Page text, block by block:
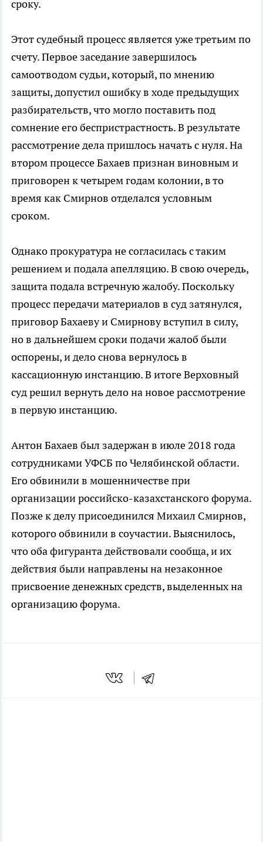
сроку.
Этот судебный процесс является уже третьим по
счету. Первое заседание завершилось
самоотводом судьи, который, по мнению
защиты, допустил ошибку в ходе предыдущих
разбирательств, что могло поставить под
сомнение его беспристрастность. В результате
рассмотрение дела пришлось начать с нуля. На
втором процессе Бахаев признан виновным и
приговорен к четырем годам колонии, в то
время как Смирнов отделался условным
сроком.
Однако прокуратура не согласилась с таким
решением и подала апелляцию. В свою очередь,
защита подала встречную жалобу. Поскольку
процесс передачи материалов в суд затянулся,
приговор Бахаеву и Смирнову вступил в силу,
но в дальнейшем сроки подачи жалоб были
оспорены, и дело снова вернулось в
кассационную инстанцию. В итоге Верховный
суд решил вернуть дело на новое рассмотрение
в первую инстанцию.
Антон Бахаев был задержан в июле 2018 года
сотрудниками УФСБ по Челябинской области.
Его обвинили в мошенничестве при
организации российско-казахстанского форума.
Позже к делу присоединился Михаил Смирнов,
которого обвинили в соучастии. Выяснилось,
что оба фигуранта действовали сообща, и их
действия были направлены на незаконное
присвоение денежных средств, выделенных на
организацию форума.